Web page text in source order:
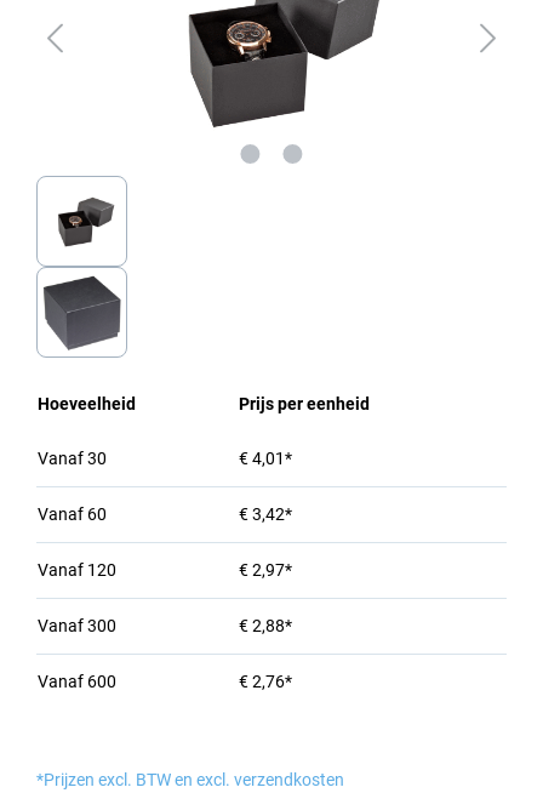
Hoeveelheid Prijs per eenheid
Vanaf30 € 4,01*
Vanaf 60 € 3,42*
Vanaf 120 € 2,97*
Vanaf300 € 2,88*
Vanaf 600 € 2,76*
*Prijzen excl. BTW en excl. verzendkosten